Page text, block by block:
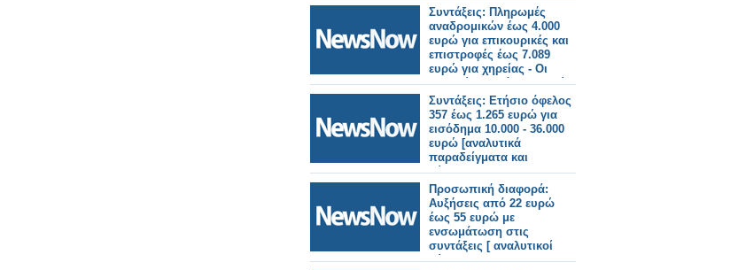
Συντάξεις: Πληρωμές
αναδρομικών έως 4.000
ευρώ για επικουρικές και
επιστροφές έως 7.089
ευρώ για χηρείας - Οι
δικαιούχοι ανά κατηγορία.
Συντάξεις: Ετήσιο όφελος
357 έως 1.265 ευρώ για
εισόδημα 10.000 - 36.000
ευρώ [αναλυτικά
παραδείγματα και
πίνακες]
Προσωπική διαφορά:
Αυξήσεις από 22 ευρώ
έως 55 ευρώ με
ενσωμάτωση στις
συντάξεις [ αναλυτικοί
πίνακες]